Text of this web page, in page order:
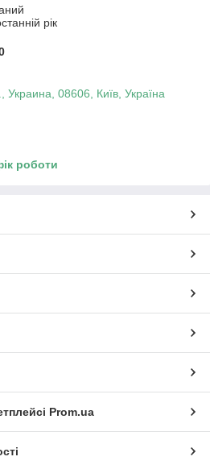
рік
Украина, 08606, Київ, Україна
роботи
Prom.ua